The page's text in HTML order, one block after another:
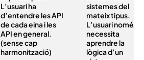
L’usuari ha
d’entendre les API
de cada eina i les
API en general.
(sense cap
harmonització)
sistemes del
mateix tipus.
L’usuari només
necessita
aprendre la
lògica d’un